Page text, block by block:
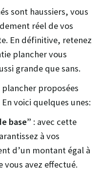
sont haussiers, vous
réel de vos
En définitive, retenez
plancher vous
grande que sans.
proposées
voici quelques unes:
base” : avec cette
à vos
d’un montant égal à
vous avez effectué.